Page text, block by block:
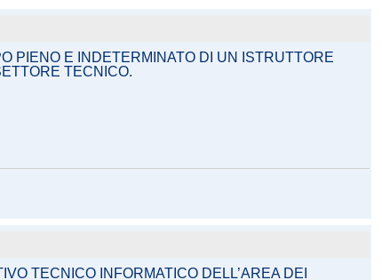
PIENO E INDETERMINATO DI UN ISTRUTTORE
TECNICO.
TECNICO INFORMATICO DELL’AREA DEI